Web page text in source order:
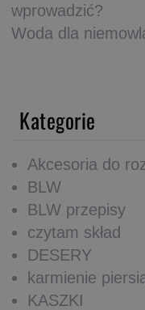
wprowadzić?
Woda dla
Kategorie
Akcesoria do
BLW
BLW przepisy
czytam skład
DESERY
karmienie
KASZKI